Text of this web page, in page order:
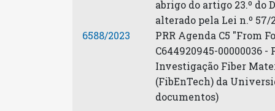
6588/2023
abrigo do artigo 23.º do
alterado pela Lei n.º 57/
PRR Agenda C5 "From
C644920945-00000036
Investigação Fiber
(FibEnTech) da
documentos)